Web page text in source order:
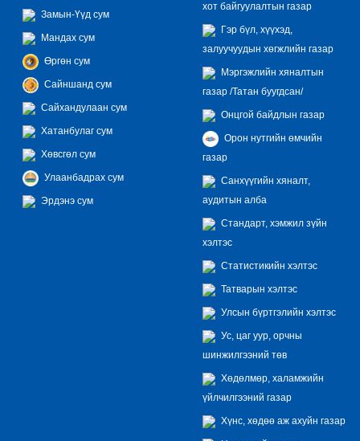
Замын-Үүд сум
Мандах сум
Өргөн сум
Сайншанд сум
Сайхандулаан сум
Хатанбулаг сум
Хөвсгөл сум
Улаанбадрах сум
Эрдэнэ сум
хот байгуулалтын газар
Гэр бүл, хүүхэд,
залуучуудын хөгжлийн газар
Мэргэжлийн хяналтын
газар /Татан буугдсан/
Онцгой байдлын газар
Орон нутгийн өмчийн
газар
Санхүүгийн хяналт,
аудитын алба
Стандарт, хэмжил зүйн
хэлтэс
Статистикийн хэлтэс
Татварын хэлтэс
Улсын бүртгэлийн хэлтэс
Ус, цаг уур, орчны
шинжилгээний төв
Хөдөлмөр, халамжийн
үйлчилгээний газар
Хүнс, хөдөө аж ахуйн газар